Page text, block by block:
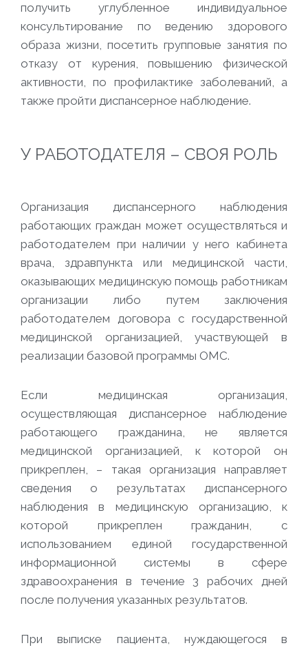
получить углубленное индивидуальное
консультирование по ведению здорового
образа жизни, посетить групповые занятия по
отказу от курения, повышению физической
активности, по профилактике заболеваний, а
также пройти диспансерное наблюдение.
У РАБОТОДАТЕЛЯ – СВОЯ РОЛЬ
Организация диспансерного наблюдения
работающих граждан может осуществляться и
работодателем при наличии у него кабинета
врача, здравпункта или медицинской части,
оказывающих медицинскую помощь работникам
организации либо путем заключения
работодателем договора с государственной
медицинской организацией, участвующей в
реализации базовой программы ОМС.
Если медицинская организация,
осуществляющая диспансерное наблюдение
работающего гражданина, не является
медицинской организацией, к которой он
прикреплен, – такая организация направляет
сведения о результатах диспансерного
наблюдения в медицинскую организацию, к
которой прикреплен гражданин, с
использованием единой государственной
информационной системы в сфере
здравоохранения в течение 3 рабочих дней
после получения указанных результатов.
При выписке пациента, нуждающегося в